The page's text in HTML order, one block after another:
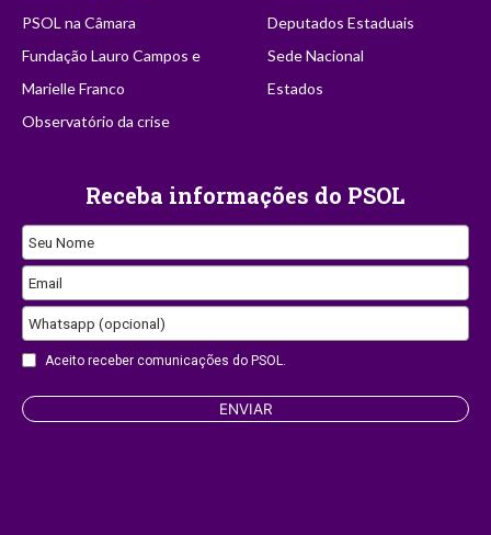
PSOL na Câmara
Fundação Lauro Campos e
Marielle Franco
Observatório da crise
Deputados Estaduais
Sede Nacional
Estados
Receba informações do PSOL
Seu Nome
Email
Whatsapp (opcional)
Aceito receber comunicações do PSOL.
Contact
Email
ENVIAR